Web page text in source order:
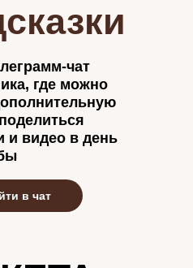
чат
где можно
и видео в день
в чат